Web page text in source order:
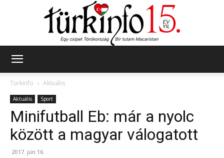
Türkinfo
Aktuális
Aktuális Sport
Minifutball Eb: már a nyolc
között a magyar válogatott
2017. jún 16.